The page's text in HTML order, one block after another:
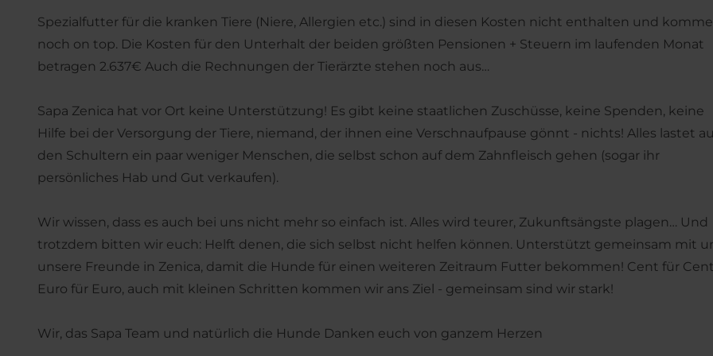
Spezialfutter für die kranken Tiere (Niere, Allergien etc.) sind in diesen Kosten nicht enthalten und
noch on top. Die Kosten für den Unterhalt der beiden größten Pensionen + Steuern im laufenden Monat
betragen 2.637€ Auch die Rechnungen der Tierärzte stehen noch aus…
Sapa Zenica hat vor Ort keine Unterstützung! Es gibt keine staatlichen Zuschüsse, keine Spenden, keine
Hilfe bei der Versorgung der Tiere, niemand, der ihnen eine Verschnaufpause gönnt - nichts! Alles lastet
den Schultern ein paar weniger Menschen, die selbst schon auf dem Zahnfleisch gehen (sogar ihr
persönliches Hab und Gut verkaufen).
Wir wissen, dass es auch bei uns nicht mehr so einfach ist. Alles wird teurer, Zukunftsängste plagen… Und
trotzdem bitten wir euch: Helft denen, die sich selbst nicht helfen können. Unterstützt gemeinsam mit
unsere Freunde in Zenica, damit die Hunde für einen weiteren Zeitraum Futter bekommen! Cent für
Euro für Euro, auch mit kleinen Schritten kommen wir ans Ziel - gemeinsam sind wir stark!
Wir, das Sapa Team und natürlich die Hunde Danken euch von ganzem Herzen